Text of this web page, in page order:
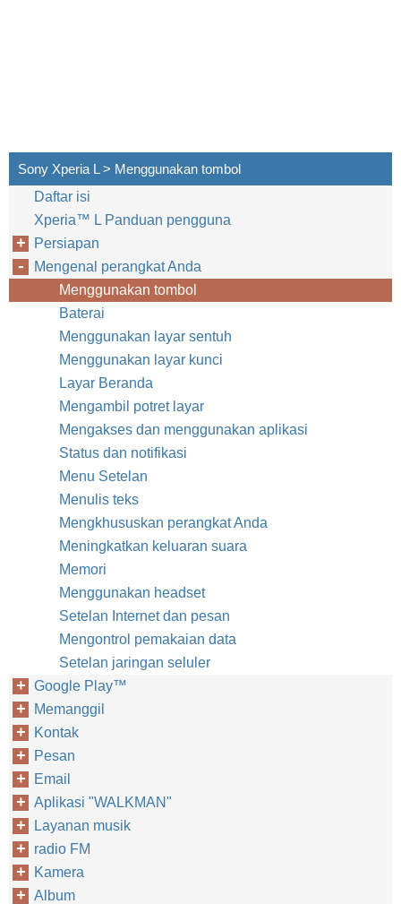
Sony Xperia L > Menggunakan tombol
Daftar isi
Xperia™‎ L Panduan pengguna
Persiapan
Mengenal perangkat Anda
Menggunakan tombol
Baterai
Menggunakan layar sentuh
Menggunakan layar kunci
Layar Beranda
Mengambil potret layar
Mengakses dan menggunakan aplikasi
Status dan notifikasi
Menu Setelan
Menulis teks
Mengkhususkan perangkat Anda
Meningkatkan keluaran suara
Memori
Menggunakan headset
Setelan Internet dan pesan
Mengontrol pemakaian data
Setelan jaringan seluler
Google Play™‎
Memanggil
Kontak
Pesan
Email
Aplikasi "WALKMAN"
Layanan musik
radio FM
Kamera
Album